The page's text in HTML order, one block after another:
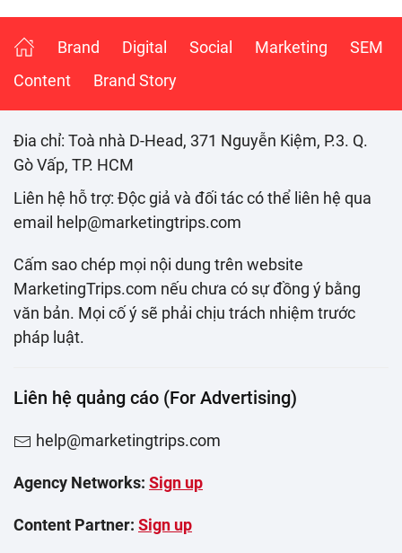
Brand Digital Social Marketing
SEM
Content
Brand Story
Đia chỉ: Toà nhà D-Head, 371 Nguyễn Kiệm, P.3. Q.
Gò Vấp, TP. HCM
Liên hệ hỗ trợ: Độc giả và đối tác có thể liên hệ qua
email help@marketingtrips.com
Cấm sao chép mọi nội dung trên website
MarketingTrips.com nếu chưa có sự đồng ý bằng
văn bản. Mọi cố ý sẽ phải chịu trách nhiệm trước
pháp luật.
Liên hệ quảng cáo (For Advertising)
help@marketingtrips.com
Agency Networks: Sign up
Content Partner: Sign up